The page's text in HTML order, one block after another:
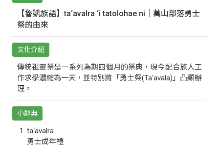
【魯凱族語】ta‘avalra ‘i tatolohae ni｜萬山部落勇士
祭的由來
文化介紹
傳統祖靈祭是一系列為期四個月的祭典，現今配合族人工
作求學濃縮為一天，並特別將「勇士祭(Ta‘avala)」凸顯辦
理。
小辭典
ta‘avalra
勇士成年禮